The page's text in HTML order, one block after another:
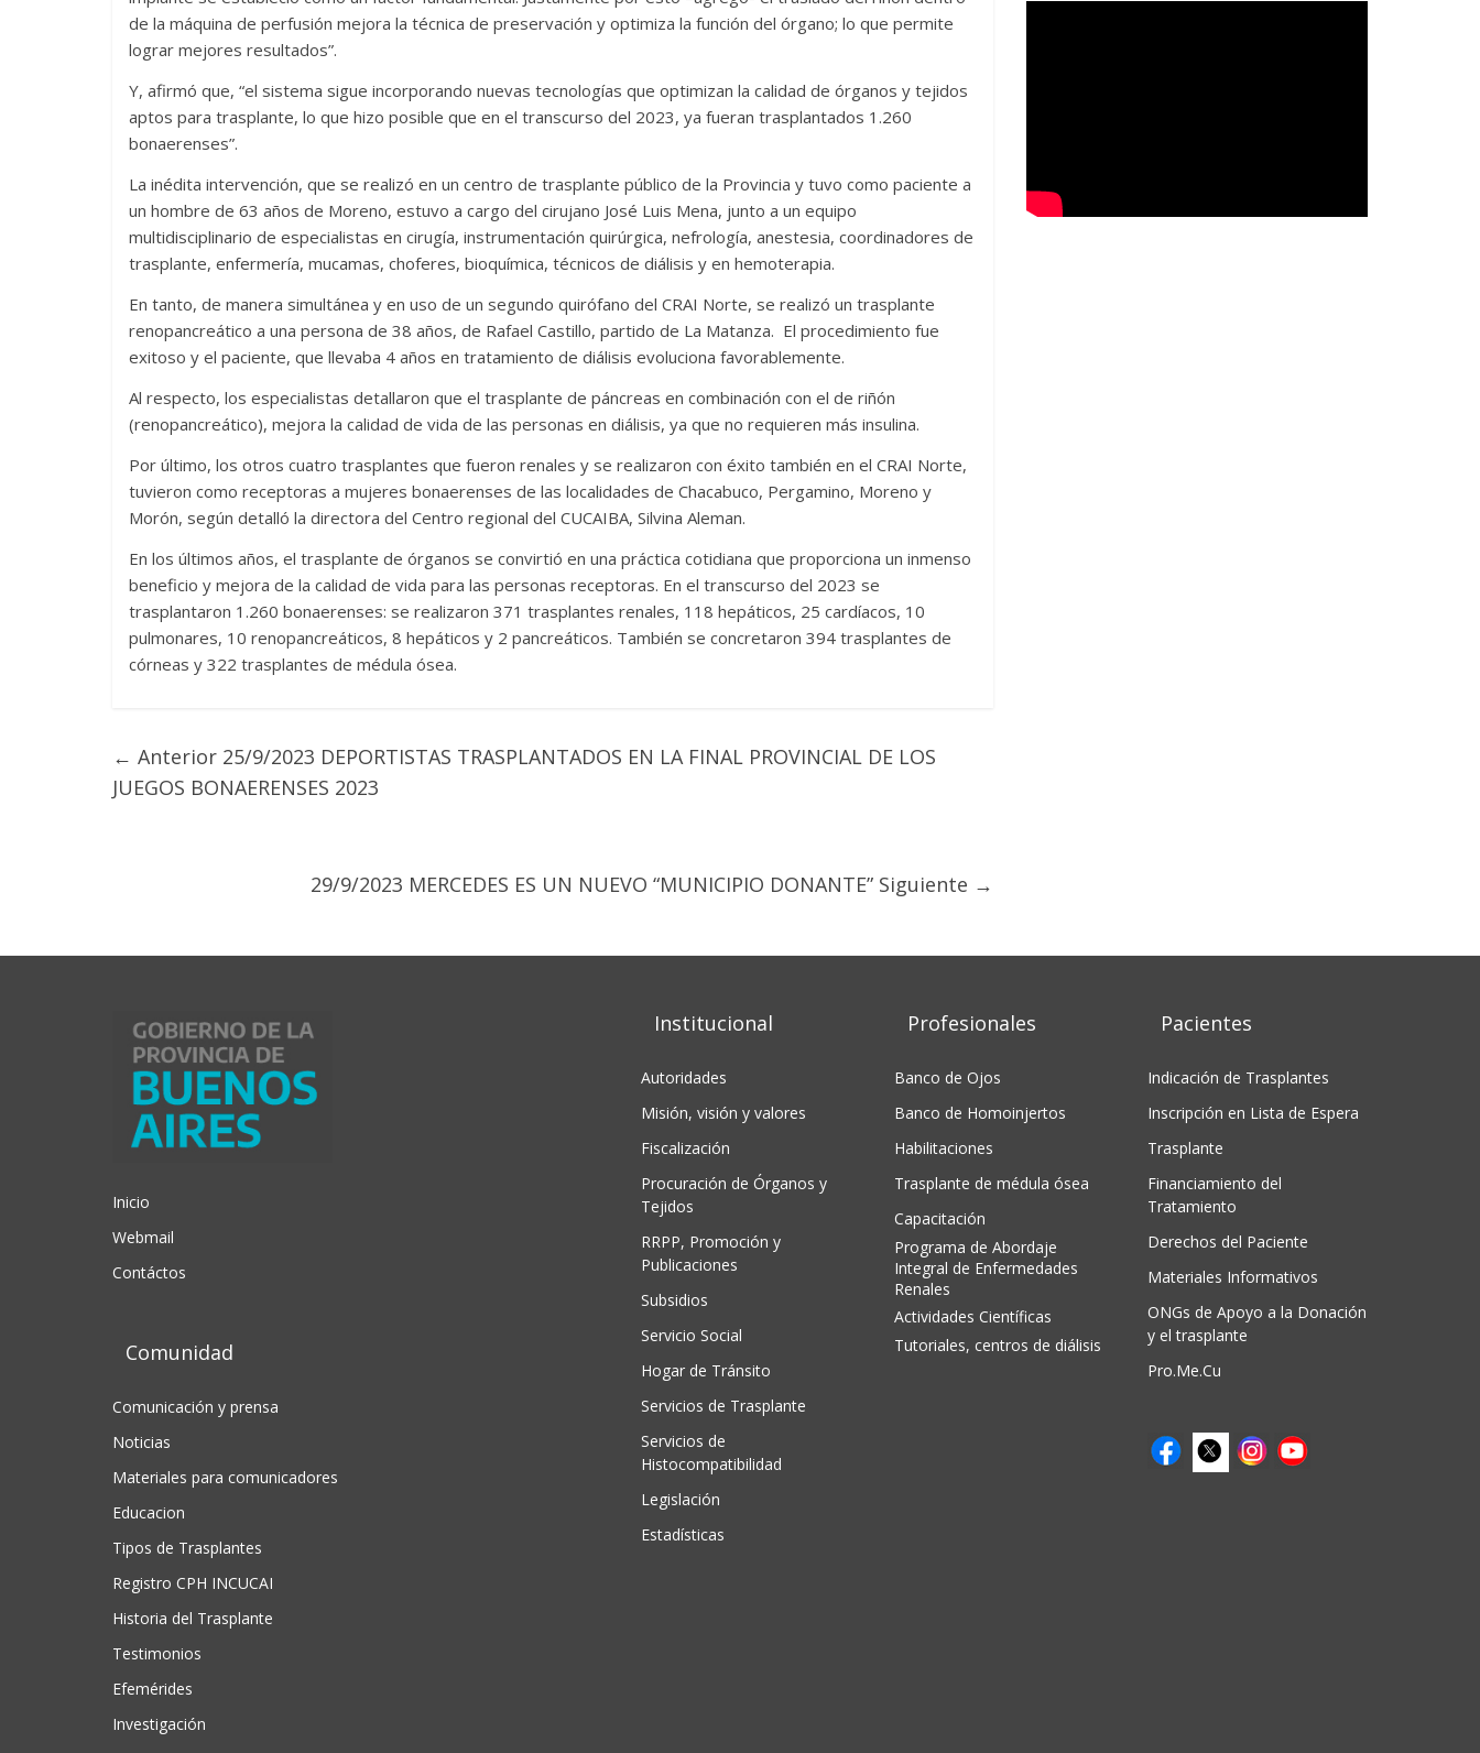
de la máquina de perfusión mejora la técnica de preservación y optimiza la función del órgano; lo que permite
lograr mejores resultados”.
Y, afirmó que, “el sistema sigue incorporando nuevas tecnologías que optimizan la calidad de órganos y tejidos
aptos para trasplante, lo que hizo posible que en el transcurso del 2023, ya fueran trasplantados 1.260
bonaerenses”.
La inédita intervención, que se realizó en un centro de trasplante público de la Provincia y tuvo como paciente a
un hombre de 63 años de Moreno, estuvo a cargo del cirujano José Luis Mena, junto a un equipo
multidisciplinario de especialistas en cirugía, instrumentación quirúrgica, nefrología, anestesia, coordinadores de
trasplante, enfermería, mucamas, choferes, bioquímica, técnicos de diálisis y en hemoterapia.
En tanto, de manera simultánea y en uso de un segundo quirófano del CRAI Norte, se realizó un trasplante
renopancreático a una persona de 38 años, de Rafael Castillo, partido de La Matanza. El procedimiento fue
exitoso y el paciente, que llevaba 4 años en tratamiento de diálisis evoluciona favorablemente.
Al respecto, los especialistas detallaron que el trasplante de páncreas en combinación con el de riñón
(renopancreático), mejora la calidad de vida de las personas en diálisis, ya que no requieren más insulina.
Por último, los otros cuatro trasplantes que fueron renales y se realizaron con éxito también en el CRAI Norte,
tuvieron como receptoras a mujeres bonaerenses de las localidades de Chacabuco, Pergamino, Moreno y
Morón, según detalló la directora del Centro regional del CUCAIBA, Silvina Aleman.
En los últimos años, el trasplante de órganos se convirtió en una práctica cotidiana que proporciona un inmenso
beneficio y mejora de la calidad de vida para las personas receptoras. En el transcurso del 2023 se
trasplantaron 1.260 bonaerenses: se realizaron 371 trasplantes renales, 118 hepáticos, 25 cardíacos, 10
pulmonares, 10 renopancreáticos, 8 hepáticos y 2 pancreáticos. También se concretaron 394 trasplantes de
córneas y 322 trasplantes de médula ósea.
← Anterior 25/9/2023 DEPORTISTAS TRASPLANTADOS EN LA FINAL PROVINCIAL DE LOS
JUEGOS BONAERENSES 2023
29/9/2023 MERCEDES ES UN NUEVO “MUNICIPIO DONANTE” Siguiente →
Inicio
Webmail
Contáctos
Comunidad
Comunicación y prensa
Noticias
Materiales para comunicadores
Educacion
Tipos de Trasplantes
Registro CPH INCUCAI
Historia del Trasplante
Testimonios
Efemérides
Investigación
Institucional
Autoridades
Misión, visión y valores
Fiscalización
Procuración de Órganos y
Tejidos
RRPP, Promoción y
Publicaciones
Subsidios
Servicio Social
Hogar de Tránsito
Servicios de Trasplante
Servicios de
Histocompatibilidad
Legislación
Estadísticas
Profesionales
Banco de Ojos
Banco de Homoinjertos
Habilitaciones
Trasplante de médula ósea
Capacitación
Programa de Abordaje
Integral de Enfermedades
Renales
Actividades Científicas
Tutoriales, centros de diálisis
Pacientes
Indicación de Trasplantes
Inscripción en Lista de Espera
Trasplante
Financiamiento del
Tratamiento
Derechos del Paciente
Materiales Informativos
ONGs de Apoyo a la Donación
y el trasplante
Pro.Me.Cu